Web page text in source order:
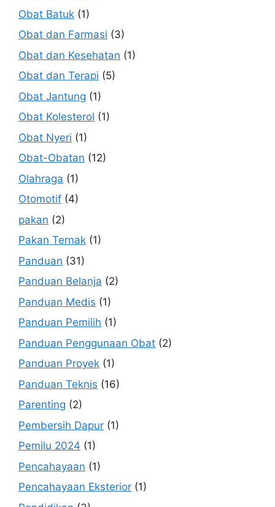
Obat Batuk (1)
Obat dan Farmasi (3)
Obat dan Kesehatan (1)
Obat dan Terapi (5)
Obat Jantung (1)
Obat Kolesterol (1)
Obat Nyeri (1)
Obat-Obatan (12)
Olahraga (1)
Otomotif (4)
pakan (2)
Pakan Ternak (1)
Panduan (31)
Panduan Belanja (2)
Panduan Medis (1)
Panduan Pemilih (1)
Panduan Penggunaan Obat (2)
Panduan Proyek (1)
Panduan Teknis (16)
Parenting (2)
Pembersih Dapur (1)
Pemilu 2024 (1)
Pencahayaan (1)
Pencahayaan Eksterior (1)